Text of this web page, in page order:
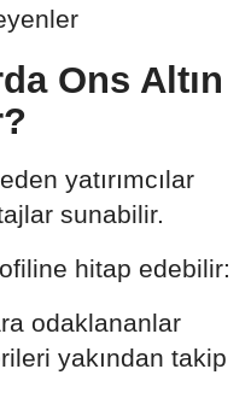
Ons Altın
yatırımcılar
sunabilir.
hitap edebilir:
odaklananlar
yakından takip